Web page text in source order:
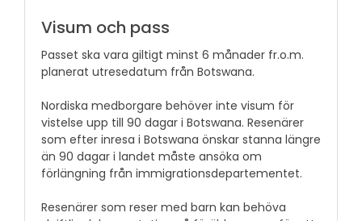
Visum och pass
Passet ska vara giltigt minst 6 månader fr.o.m.
planerat utresedatum från Botswana.
Nordiska medborgare behöver inte visum för
vistelse upp till 90 dagar i Botswana. Resenärer
som efter inresa i Botswana önskar stanna längre
än 90 dagar i landet måste ansöka om
förlängning från immigrationsdepartementet.
Resenärer som reser med barn kan behöva